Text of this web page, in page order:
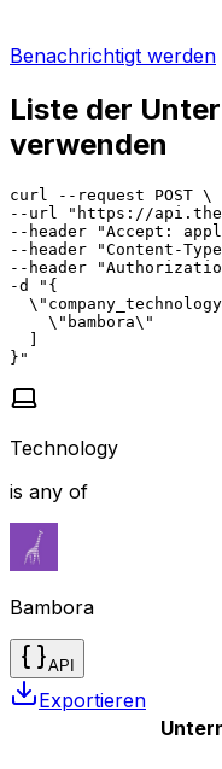
Benachrichtigt werden
Liste der
verwenden
curl --request POST \
--url "https://
--header "Accept:
--header "Content-
--header
-d "{
    \"bambora\"
  ]
}"
Technology
is any of
Bambora
API
Exportieren